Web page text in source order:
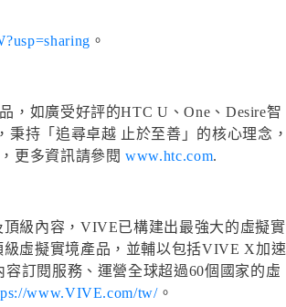
。
，如廣受好評的HTC U、One、Desire智
持「追尋卓越 止於至善」的核心理念，
更多資訊請參閱 www.htc.com.
級內容，VIVE已構建出最強大的虛擬實
虛擬實境產品，並輔以包括VIVE X加速
訂閱服務、運營全球超過60個國家的虛
www.VIVE.com/tw/。